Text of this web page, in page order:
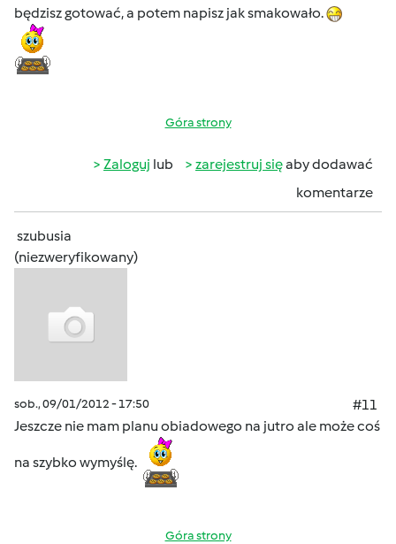
będzisz gotować, a potem napisz jak smakowało.
Góra strony
Zaloguj lub zarejestruj sięaby dodawać
komentarze
szubusia
(niezweryfikowany)
sob., 09/01/2012 - 17:50
#11
Jeszcze nie mam planu obiadowego na jutro ale może coś
na szybko wymyślę.
Góra strony